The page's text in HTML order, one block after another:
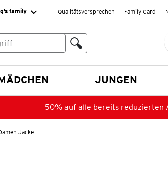
family Qualitätsversprechen Family Card
JUNGEN
50% auf alle bereits reduzierten
Jacke